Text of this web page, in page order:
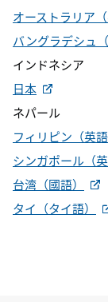
オーストラリア（
バングラデシュ（
インドネシア
日本
ネパール
フィリピン（英語
シンガポール（英
台湾（國語）
タイ（タイ語）